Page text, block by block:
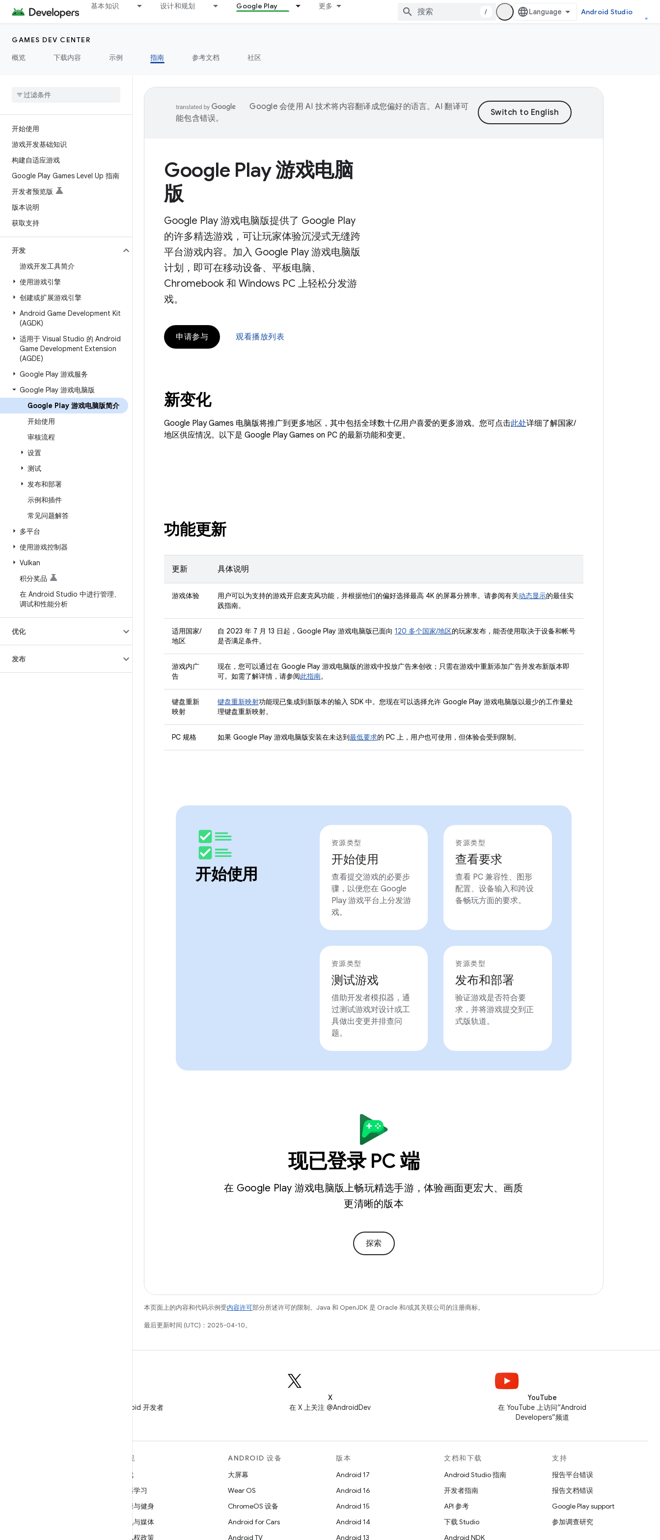
基本知识 设计和规划 Google Play 更多
/ Android Studio
GAMES DEV CENTER
概览
下载内容 示例 指南 参考文档 社区
开始使用
游戏开发基础知识
构建自适应游戏
Google Play Games Level Up 指南
开发者预览版
版本说明
获取支持
开发
游戏开发工具简介
使用游戏引擎
创建或扩展游戏引擎
Android Game Development Kit
(AGDK)
适用于 Visual Studio 的 Android
Game Development Extension
(AGDE)
Google Play 游戏服务
Google Play 游戏电脑版
Google Play 游戏电脑版简介
开始使用
审核流程
设置
测试
发布和部署
示例和插件
常见问题解答
多平台
使用游戏控制器
Vulkan
积分奖品
在 Android Studio 中进行管理、
调试和性能分析
优化
发布
Google 会使用 AI 技术将内容翻译成您偏好的语言。AI 翻译可
能包含错误。
Google Play 游戏电脑
版
Google Play 游戏电脑版提供了 Google Play
的许多精选游戏，可让玩家体验沉浸式无缝跨
平台游戏内容。加入 Google Play 游戏电脑版
计划，即可在移动设备、平板电脑、
Chromebook 和 Windows PC 上轻松分发游
戏。
申请参与 观看播放列表
新变化
Google Play Games 电脑版将推广到更多地区，其中包括全球数十亿用户喜爱的更多游戏。您可点击此处详细了解国家/
地区供应情况。以下是 Google Play Games on PC 的最新功能和变更。
功能更新
更新 具体说明
游戏体验 用户可以为支持的游戏开启麦克风功能，并根据他们的偏好选择最高 4K 的屏幕分辨率。请参阅有关动态显示的最佳实
践指南。
适用国家/
地区
自 2023 年 7 月 13 日起，Google Play 游戏电脑版已面向 120 多个国家/地区的玩家发布，能否使用取决于设备和帐号
是否满足条件。
游戏内广
告
现在，您可以通过在 Google Play 游戏电脑版的游戏中投放广告来创收；只需在游戏中重新添加广告并发布新版本即
可。如需了解详情，请参阅此指南。
键盘重新
映射
键盘重新映射功能现已集成到新版本的输入 SDK 中。您现在可以选择允许 Google Play 游戏电脑版以最少的工作量处
理键盘重新映射。
PC 规格 如果 Google Play 游戏电脑版安装在未达到最低要求的 PC 上，用户也可使用，但体验会受到限制。
开始使用
资源类型
开始使用
查看提交游戏的必要步
骤，以便您在 Google
Play 游戏平台上分发游
戏。
资源类型
查看要求
查看 PC 兼容性、图形
配置、设备输入和跨设
备畅玩方面的要求。
资源类型
测试游戏
借助开发者模拟器，通
过测试游戏对设计或工
具做出变更并排查问
题。
资源类型
发布和部署
验证游戏是否符合要
求，并将游戏提交到正
式版轨道。
现已登录 PC 端
在 Google Play 游戏电脑版上畅玩精选手游，体验画面更宏大、画质
更清晰的版本
探索
本页面上的内容和代码示例受内容许可部分所述许可的限制。Java 和 OpenJDK 是 Oracle 和/或其关联公司的注册商标。
最后更新时间 (UTC)：2025-04-10。
在微信中关注 Android 开发者
X
在 X 上关注 @AndroidDev
YouTube
在 YouTube 上访问“Android
Developers”频道
发现
游戏
机器学习
健康与健身
相机与媒体
隐私权政策
ANDROID 设备
大屏幕
Wear OS
ChromeOS 设备
Android for Cars
Android TV
版本
Android 17
Android 16
Android 15
Android 14
Android 13
文档和下载
Android Studio 指南
开发者指南
API 参考
下载 Studio
Android NDK
支持
报告平台错误
报告文档错误
Google Play support
参加调查研究